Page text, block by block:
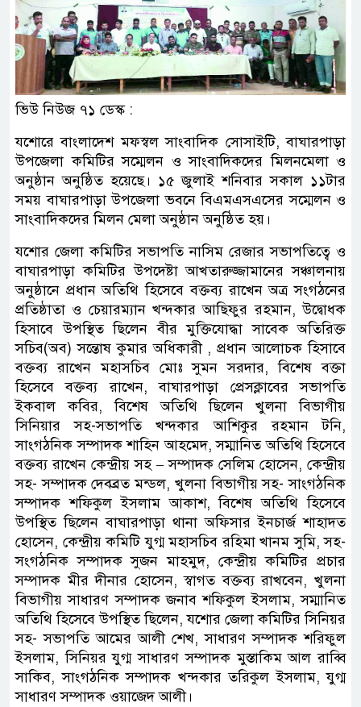
ভিউ নিউজ ৭১ ডেস্ক :
যশোরে বাংলাদেশ মফস্বল সাংবাদিক সোসাইটি, বাঘারপাড়া
উপজেলা কমিটির সম্মেলন ও সাংবাদিকদের মিলনমেলা ও
অনুষ্ঠান অনুষ্ঠিত হয়েছে। ১৫ জুলাই শনিবার সকাল ১১টার
সময় বাঘারপাড়া উপজেলা ভবনে বিএমএসএসের সম্মেলন ও
সাংবাদিকদের মিলন মেলা অনুষ্ঠান অনুষ্ঠিত হয়।
যশোর জেলা কমিটির সভাপতি নাসিম রেজার সভাপতিত্বে ও
বাঘারপাড়া কমিটির উপদেষ্টা আখতারুজ্জামানের সঞ্চালনায়
অনুষ্ঠানে প্রধান অতিথি হিসেবে বক্তব্য রাখেন অত্র সংগঠনের
প্রতিষ্ঠাতা ও চেয়ারম্যান খন্দকার আছিফুর রহমান, উদ্বোধক
হিসাবে উপস্থিত ছিলেন বীর মুক্তিযোদ্ধা সাবেক অতিরিক্ত
সচিব(অব) সন্তোষ কুমার অধিকারী , প্রধান আলোচক হিসাবে
বক্তব্য রাখেন মহাসচিব মোঃ সুমন সরদার, বিশেষ বক্তা
হিসেবে বক্তব্য রাখেন, বাঘারপাড়া প্রেসক্লাবের সভাপতি
ইকবাল কবির, বিশেষ অতিথি ছিলেন খুলনা বিভাগীয়
সিনিয়ার সহ-সভাপতি খন্দকার আশিকুর রহমান টনি,
সাংগঠনিক সম্পাদক শাহিন আহমেদ, সম্মানিত অতিথি হিসেবে
বক্তব্য রাখেন কেন্দ্রীয় সহ – সম্পাদক সেলিম হোসেন, কেন্দ্রীয়
সহ- সম্পাদক দেবব্রত মন্ডল, খুলনা বিভাগীয় সহ- সাংগঠনিক
সম্পাদক শফিকুল ইসলাম আকাশ, বিশেষ অতিথি হিসেবে
উপস্থিত ছিলেন বাঘারপাড়া থানা অফিসার ইনচার্জ শাহাদত
হোসেন, কেন্দ্রীয় কমিটি যুগ্ম মহাসচিব রহিমা খানম সুমি, সহ-
সংগঠনিক সম্পাদক সুজন মাহমুদ, কেন্দ্রীয় কমিটির প্রচার
সম্পাদক মীর দীনার হোসেন, স্বাগত বক্তব্য রাখবেন, খুলনা
বিভাগীয় সাধারণ সম্পাদক জনাব শফিকুল ইসলাম, সম্মানিত
অতিথি হিসেবে উপস্থিত ছিলেন, যশোর জেলা কমিটির সিনিয়র
সহ- সভাপতি আমের আলী শেখ, সাধারণ সম্পাদক শরিফুল
ইসলাম, সিনিয়র যুগ্ম সাধারণ সম্পাদক মুস্তাকিম আল রাব্বি
সাকিব, সাংগঠনিক সম্পাদক খন্দকার তরিকুল ইসলাম, যুগ্ম
সাধারণ সম্পাদক ওয়াজেদ আলী।